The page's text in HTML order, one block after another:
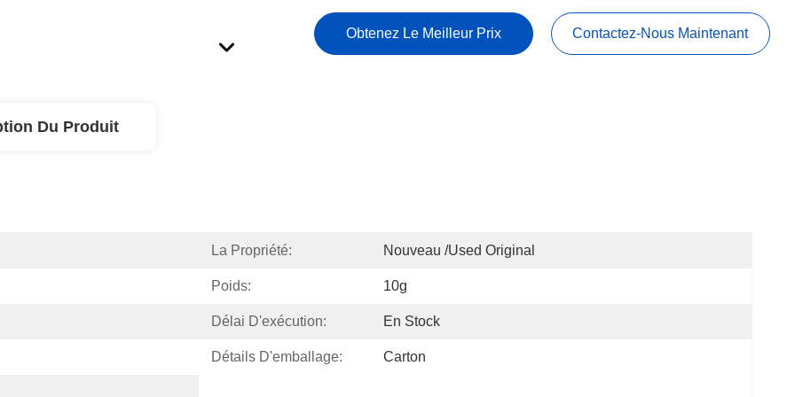
Obtenez Le Meilleur Prix Contactez-Nous Maintenant
Du Produit
La Propriété: Nouveau /used Original
Poids: 10g
Délai D'exécution: En Stock
Détails D'emballage: Carton